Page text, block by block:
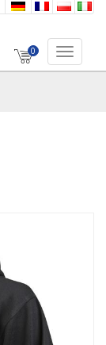
de fr pl it
0 Toggle